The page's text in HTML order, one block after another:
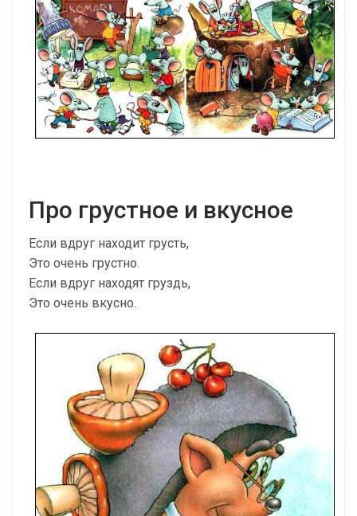
Про грустное и вкусное
Если вдруг находит грусть,
Это очень грустно.
Если вдруг находят груздь,
Это очень вкусно.